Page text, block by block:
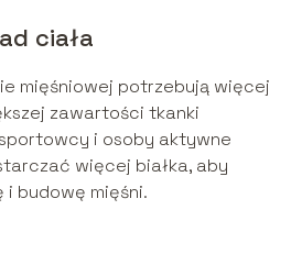
ciała
mięśniowej potrzebują więcej
zawartości tkanki
i osoby aktywne
więcej białka, aby
budowę mięśni.